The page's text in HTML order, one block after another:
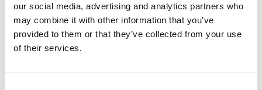
our social media, advertising and analytics partners who
may combine it with other information that you’ve
provided to them or that they’ve collected from your use
of their services.
Kypsä komposti on kompostoitunut 1–2 vuotta,
ja se sopii lähes kaikille koristekasveille ja
vihanneksille myös kasvialustaan sekoitettuna.
sekoita kasvualustaa, mikäli hajoamatonta